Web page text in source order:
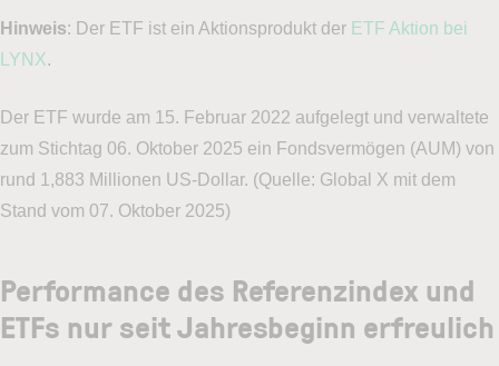
Hinweis: Der ETF ist ein Aktionsprodukt der ETF Aktion bei
LYNX.
Der ETF wurde am 15. Februar 2022 aufgelegt und verwaltete
zum Stichtag 06. Oktober 2025 ein Fondsvermögen (AUM) von
rund 1,883 Millionen US-Dollar. (Quelle: Global X mit dem
Stand vom 07. Oktober 2025)
Performance des Referenzindex und
ETFs nur seit Jahresbeginn erfreulich